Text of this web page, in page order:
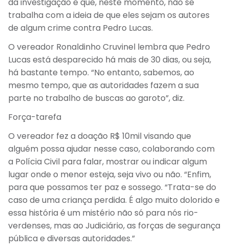
da investigação e que, neste momento, não se
trabalha com a ideia de que eles sejam os autores
de algum crime contra Pedro Lucas.
O vereador Ronaldinho Cruvinel lembra que Pedro
Lucas está desparecido há mais de 30 dias, ou seja,
há bastante tempo. “No entanto, sabemos, ao
mesmo tempo, que as autoridades fazem a sua
parte no trabalho de buscas ao garoto”, diz.
Força-tarefa
O vereador fez a doação R$ 10mil visando que
alguém possa ajudar nesse caso, colaborando com
a Polícia Civil para falar, mostrar ou indicar algum
lugar onde o menor esteja, seja vivo ou não. “Enfim,
para que possamos ter paz e sossego. “Trata-se do
caso de uma criança perdida. É algo muito dolorido e
essa história é um mistério não só para nós rio-
verdenses, mas ao Judiciário, as forças de segurança
pública e diversas autoridades.”